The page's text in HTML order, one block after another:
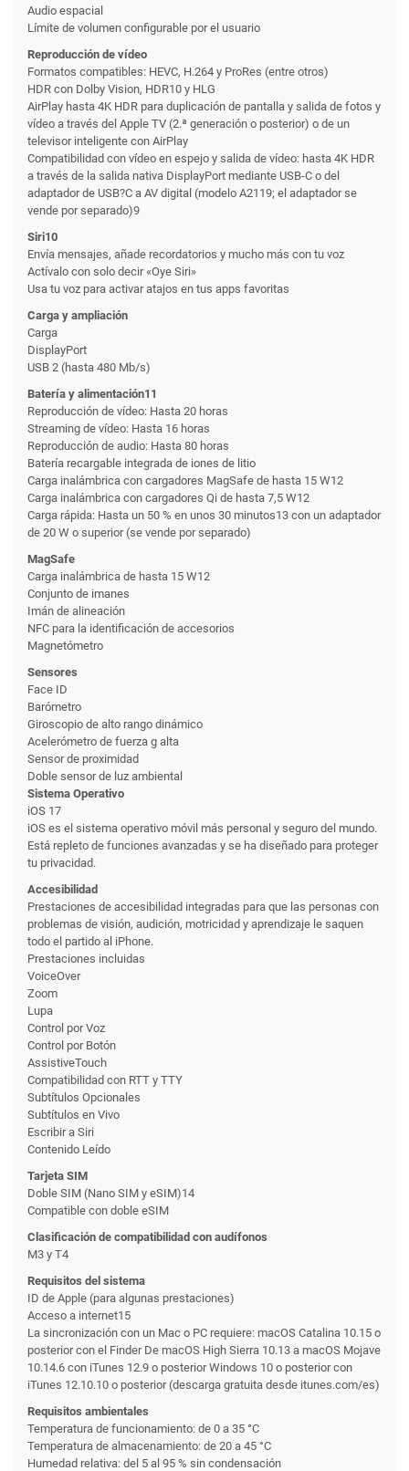
Audio espacial
Límite de volumen configurable por el usuario
Reproducción de vídeo
Formatos compatibles: HEVC, H.264 y ProRes (entre otros)
HDR con Dolby Vision, HDR10 y HLG
AirPlay hasta 4K HDR para duplicación de pantalla y salida de fotos y
vídeo a través del Apple TV (2.ª generación o posterior) o de un
televisor inteligente con AirPlay
Compatibilidad con vídeo en espejo y salida de vídeo: hasta 4K HDR
a través de la salida nativa DisplayPort mediante USB-C o del
adaptador de USB?C a AV digital (modelo A2119; el adaptador se
vende por separado)9
Siri10
Envía mensajes, añade recordatorios y mucho más con tu voz
Actívalo con solo decir «Oye Siri»
Usa tu voz para activar atajos en tus apps favoritas
Carga y ampliación
Carga
DisplayPort
USB 2 (hasta 480 Mb/s)
Batería y alimentación11
Reproducción de vídeo: Hasta 20 horas
Streaming de vídeo: Hasta 16 horas
Reproducción de audio: Hasta 80 horas
Batería recargable integrada de iones de litio
Carga inalámbrica con cargadores MagSafe de hasta 15 W12
Carga inalámbrica con cargadores Qi de hasta 7,5 W12
Carga rápida: Hasta un 50 % en unos 30 minutos13 con un adaptador
de 20 W o superior (se vende por separado)
MagSafe
Carga inalámbrica de hasta 15 W12
Conjunto de imanes
Imán de alineación
NFC para la identificación de accesorios
Magnetómetro
Sensores
Face ID
Barómetro
Giroscopio de alto rango dinámico
Acelerómetro de fuerza g alta
Sensor de proximidad
Doble sensor de luz ambiental
Sistema Operativo
iOS 17
iOS es el sistema operativo móvil más personal y seguro del mundo.
Está repleto de funciones avanzadas y se ha diseñado para proteger
tu privacidad.
Accesibilidad
Prestaciones de accesibilidad integradas para que las personas con
problemas de visión, audición, motricidad y aprendizaje le saquen
todo el partido al iPhone.
Prestaciones incluidas
VoiceOver
Zoom
Lupa
Control por Voz
Control por Botón
AssistiveTouch
Compatibilidad con RTT y TTY
Subtítulos Opcionales
Subtítulos en Vivo
Escribir a Siri
Contenido Leído
Tarjeta SIM
Doble SIM (Nano SIM y eSIM)14
Compatible con doble eSIM
Clasificación de compati­bilidad con audífonos
M3 y T4
Requisitos del sistema
ID de Apple (para algunas prestaciones)
Acceso a internet15
La sincronización con un Mac o PC requiere: macOS Catalina 10.15 o
posterior con el Finder De macOS High Sierra 10.13 a macOS Mojave
10.14.6 con iTunes 12.9 o posterior Windows 10 o posterior con
iTunes 12.10.10 o posterior (descarga gratuita desde itunes.com/es)
Requisitos ambientales
Temperatura de funcionamiento: de 0 a 35 °C
Temperatura de almacena­miento: de 20 a 45 °C
Humedad relativa: del 5 al 95 % sin condensación